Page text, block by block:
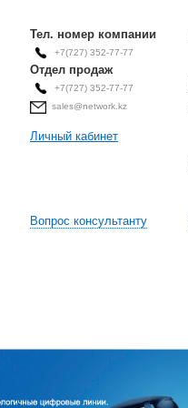
Тел. номер компании
+7(727) 352-77-77
Отдел продаж
+7(727) 352-77-77
sales@network.kz
Личный кабинет
Вопрос консультанту